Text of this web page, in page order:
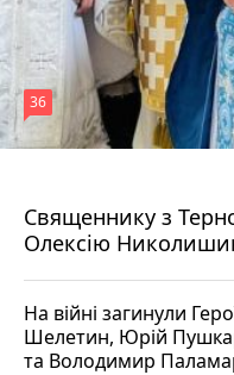
Священнику з
Олексію
36
На війні загинули
Шелетин, Юрій
та Володимир